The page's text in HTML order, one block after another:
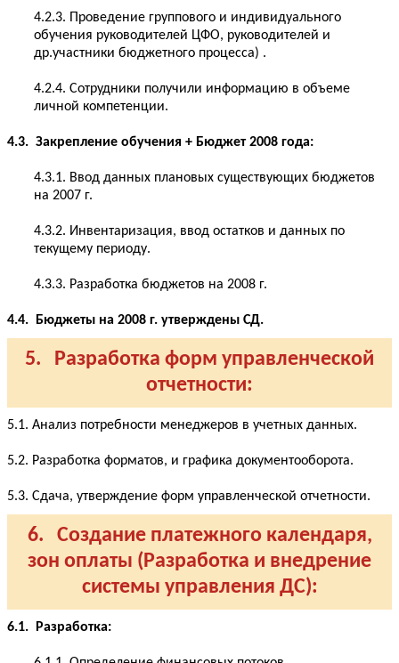
4.2.3. Проведение группового и индивидуального
обучения руководителей ЦФО, руководителей и
др.участники бюджетного процесса) .
4.2.4. Сотрудники получили информацию в объеме
личной компетенции.
4.3. Закрепление обучения + Бюджет 2008 года:
4.3.1. Ввод данных плановых существующих бюджетов
на 2007 г.
4.3.2. Инвентаризация, ввод остатков и данных по
текущему периоду.
4.3.3. Разработка бюджетов на 2008 г.
4.4. Бюджеты на 2008 г. утверждены СД.
5. Разработка форм управленческой
отчетности:
5.1. Анализ потребности менеджеров в учетных данных.
5.2. Разработка форматов, и графика документооборота.
5.3. Сдача, утверждение форм управленческой отчетности.
6. Создание платежного календаря,
зон оплаты (Разработка и внедрение
системы управления ДС):
6.1. Разработка: